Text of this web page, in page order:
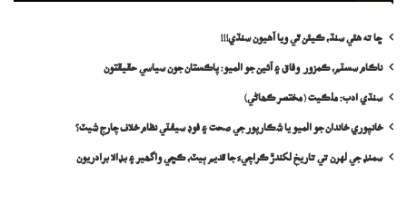
ڇا ته هئي سنڌ، ڪيئن ٿي ويا آهيون سنڌي!!!
ناڪام سسٽم، ڪمزور وفاق ۽ آئين جو الميو: پاڪستان جون سياسي حقيقتون
سنڌي ادب: ملڪيت (مختصر ڪھاڻي)
خانپوري خاندان جو الميو يا شڪارپور جي صحت ۽ فوڊ سيفٽي نظام خلاف چارج شيٽ؟
سمنڊ جي لهرن تي تاريخ لکندڙ ڪراچيءَ جا قديم ٻيٽ، ڪڇي واگھير ۽ بڊالا برادريون